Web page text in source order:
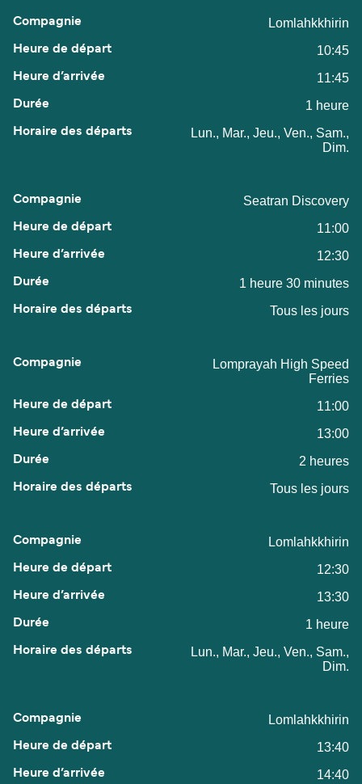
Lomlahkkhirin
10:45
11:45
1 heure
Lun., Mar., Jeu., Ven., Sam.,
Dim.
Seatran Discovery
11:00
12:30
1 heure 30 minutes
Tous les jours
Lomprayah High Speed
Ferries
11:00
13:00
2 heures
Tous les jours
Lomlahkkhirin
12:30
13:30
1 heure
Lun., Mar., Jeu., Ven., Sam.,
Dim.
Lomlahkkhirin
13:40
14:40